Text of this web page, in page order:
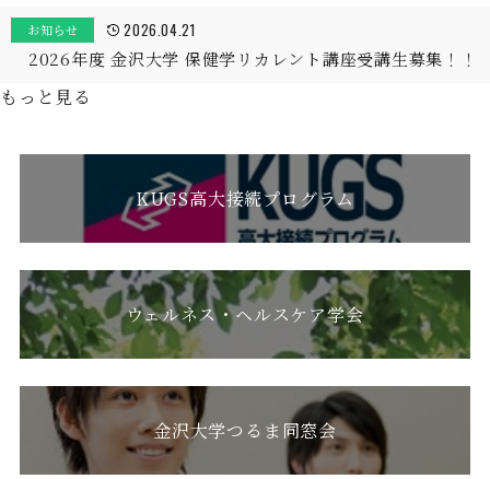
お知らせ 2026.04.21
2026年度 金沢大学 保健学リカレント講座受講生募集！！
もっと見る
KUGS高大接続プログラム
ウェルネス・ヘルスケア学会
金沢大学つるま同窓会